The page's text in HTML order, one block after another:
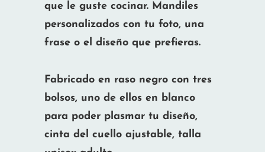
que le guste cocinar. Mandiles
personalizados con tu foto, una
frase o el diseño que prefieras.
Fabricado en raso negro con tres
bolsos, uno de ellos en blanco
para poder plasmar tu diseño,
cinta del cuello ajustable, talla